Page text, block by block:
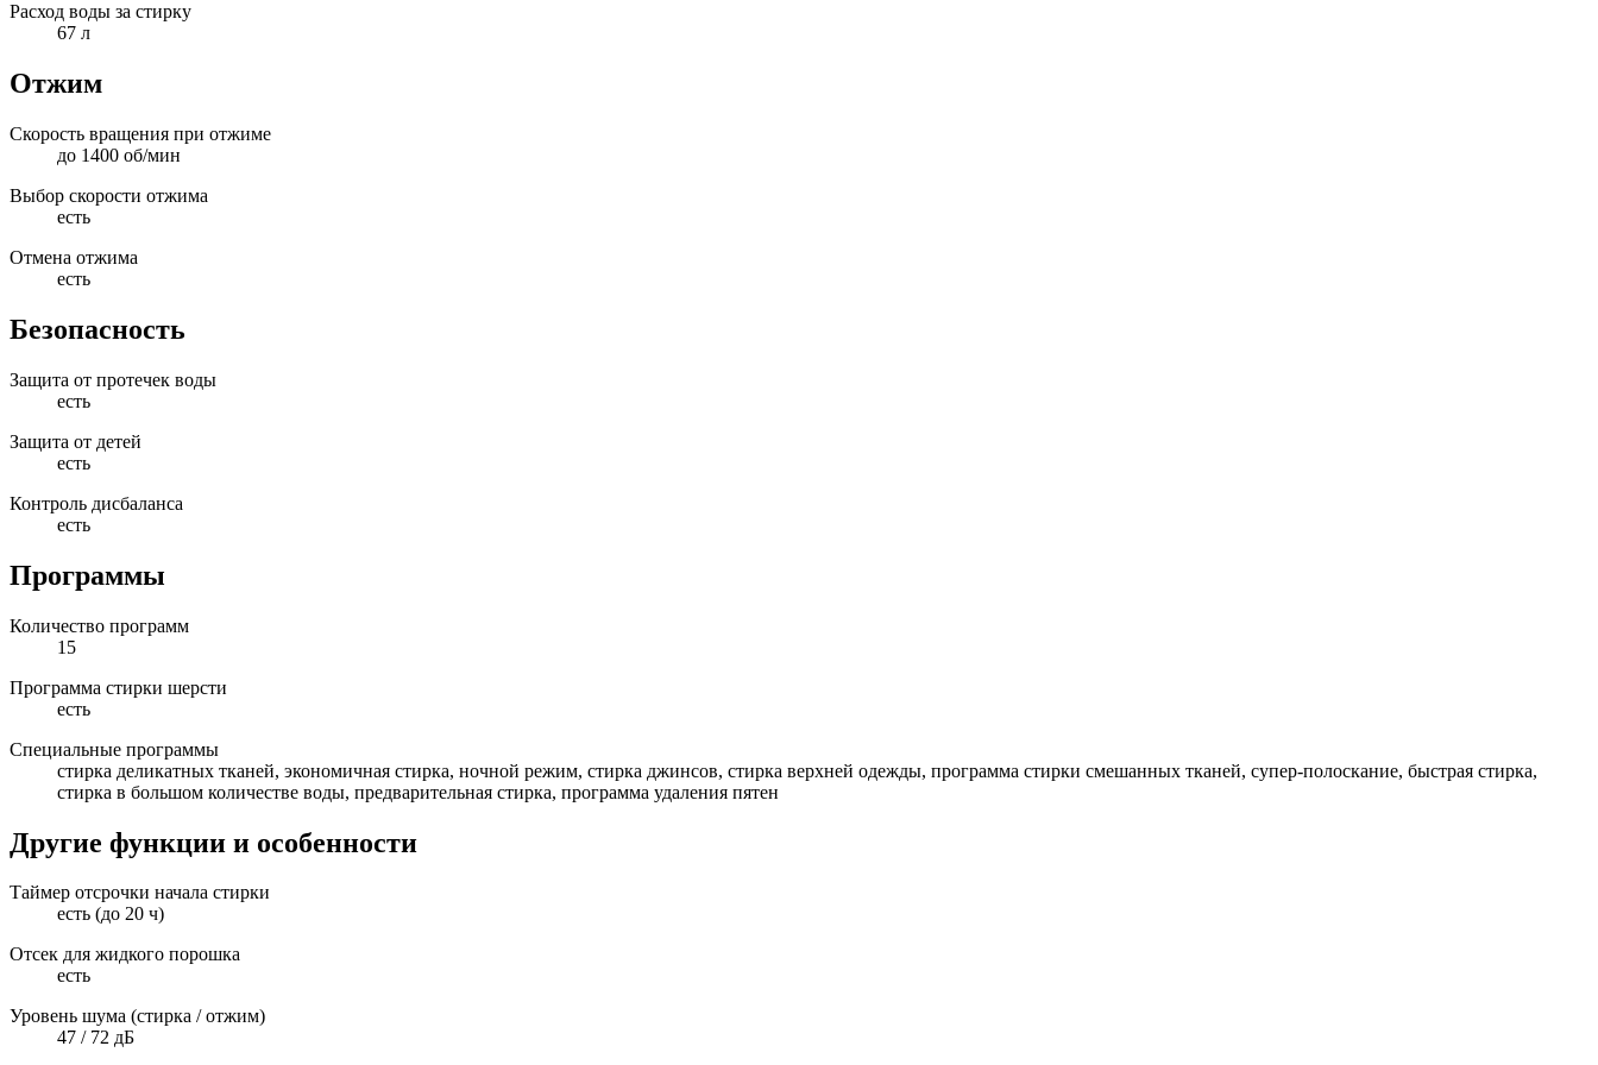
Расход воды за стирку
67 л
Отжим
Скорость вращения при отжиме
до 1400 об/мин
Выбор скорости отжима
есть
Отмена отжима
есть
Безопасность
Защита от протечек воды
есть
Защита от детей
есть
Контроль дисбаланса
есть
Программы
Количество программ
15
Программа стирки шерсти
есть
Специальные программы
стирка деликатных тканей, экономичная стирка, ночной режим, стирка джинсов, стирка верхней одежды, программа стирки смешанных тканей, супер-полоскание, быстрая стирка,
стирка в большом количестве воды, предварительная стирка, программа удаления пятен
Другие функции и особенности
Таймер отсрочки начала стирки
есть (до 20 ч)
Отсек для жидкого порошка
есть
Уровень шума (стирка / отжим)
47 / 72 дБ